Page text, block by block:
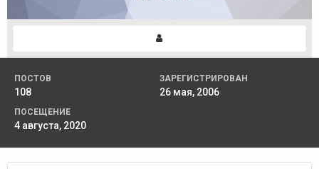
ПОСТОВ
108
ЗАРЕГИСТРИРОВАН
26 мая, 2006
ПОСЕЩЕНИЕ
4 августа, 2020